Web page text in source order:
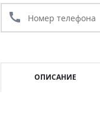
call
ОПИСАНИЕ